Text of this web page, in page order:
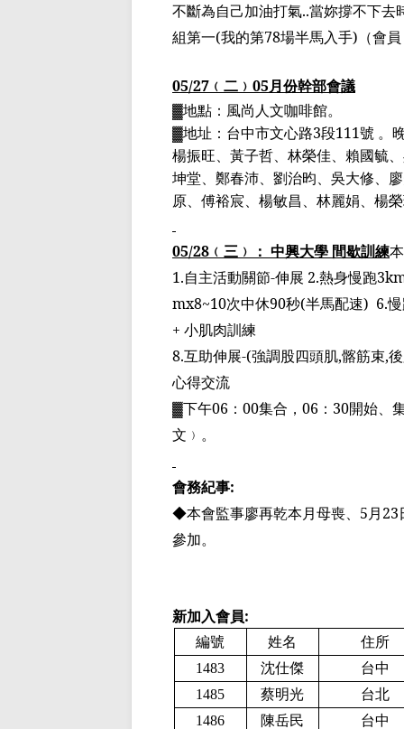
不斷為自己加油打氣..當妳撐不下去
組第一(我的第78場半馬入手) （會
05/27 ﹙ 二 ﹚ 05月份幹部會議
▓地點：風尚人文咖啡館。
▓地址：台中市文心路3段111號 。
楊振旺、黃子哲、林榮佳、賴國毓
坤堂、鄭春沛、劉治昀、吳大修、
原、傅裕宸、楊敏昌、林麗娟、楊
05/28 ﹙ 三 ﹚ ： 中興大學 間歇訓練
1.自主活動關節-伸展 2.熱身慢跑
mx8~10次中休90秒(半馬配速) 6.
+ 小肌肉訓練
8.互助伸展-(強調股四頭肌,髂筋束,
心得交流
▓下午06 ： 00集合， 06 ： 30開始、
文 ﹚ 。
會務紀事:
◆本會監事廖再乾本月母喪、 5月23
參加。
新加入會員:
編號
姓名 住所
1483 沈仕傑
台中
1485
蔡明光
台北
1486
陳岳民
台中